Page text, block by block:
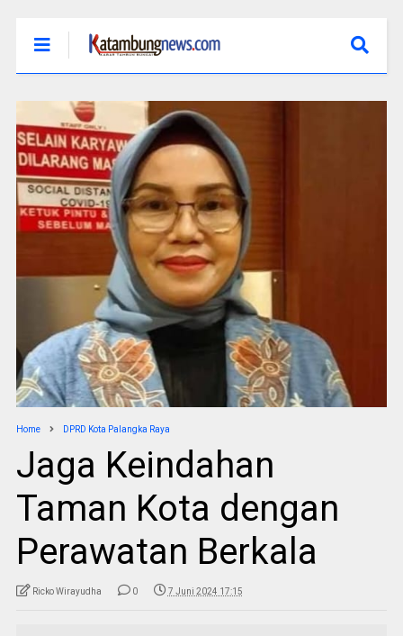
Home DPRD Kota Palangka Raya
Jaga Keindahan
Taman Kota dengan
Perawatan Berkala
Ricko Wirayudha 0 7 Juni 2024 17:15